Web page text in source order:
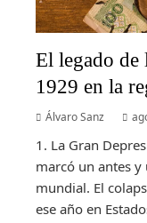
El legado de
1929 en la
Álvaro Sanz
1. La Gran
marcó un antes
mundial. El
ese año en